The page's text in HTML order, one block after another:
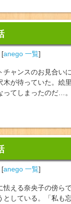
[anego 一覧]
チャンスのお見合い
木が待っていた。絵
ってしまったのだ…。
[anego 一覧]
怯える奈央子の傍ら
としている。「私も